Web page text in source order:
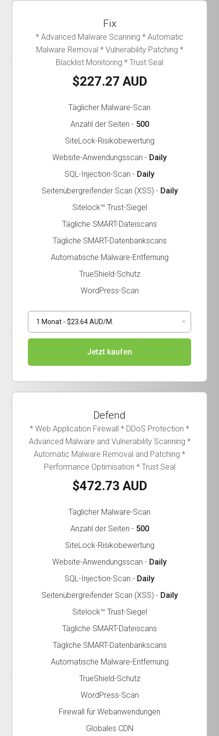
Fix
* Advanced Malware Scanning * Automatic
Malware Removal * Vulnerability Patching *
Blacklist Monitoring * Trust Seal
$227.27 AUD
Täglicher Malware-Scan
Anzahl der Seiten - 500
SiteLock-Risikobewertung
Website-Anwendungsscan - Daily
SQL-Injection-Scan - Daily
Seitenübergreifender Scan (XSS) - Daily
Sitelock™ Trust-Siegel
Tägliche SMART-Dateiscans
Tägliche SMART-Datenbankscans
Automatische Malware-Entfernung
TrueShield-Schutz
WordPress-Scan
Jetzt kaufen
Defend
* Web Application Firewall * DDoS Protection *
Advanced Malware and Vulnerability Scanning *
Automatic Malware Removal and Patching *
Performance Optimisation * Trust Seal
$472.73 AUD
Täglicher Malware-Scan
Anzahl der Seiten - 500
SiteLock-Risikobewertung
Website-Anwendungsscan - Daily
SQL-Injection-Scan - Daily
Seitenübergreifender Scan (XSS) - Daily
Sitelock™ Trust-Siegel
Tägliche SMART-Dateiscans
Tägliche SMART-Datenbankscans
Automatische Malware-Entfernung
TrueShield-Schutz
WordPress-Scan
Firewall für Webanwendungen
Globales CDN